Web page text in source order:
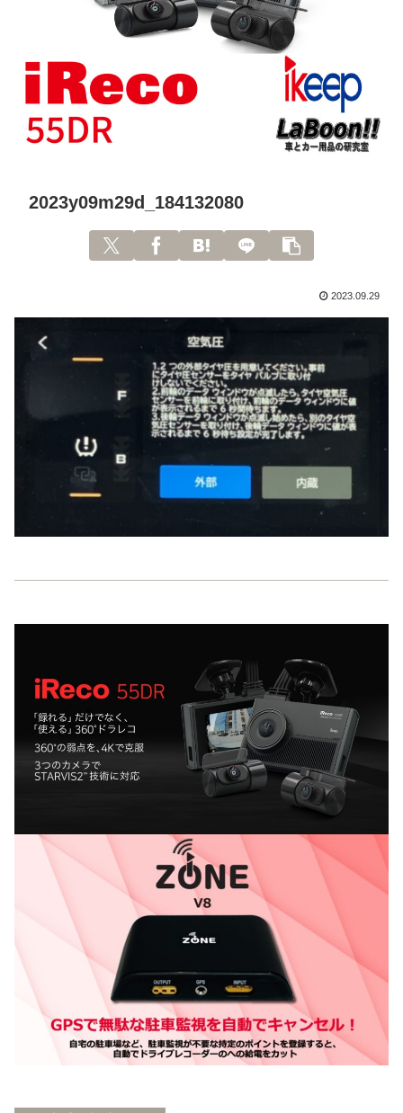
2023y09m29d_184132080
2023.09.29